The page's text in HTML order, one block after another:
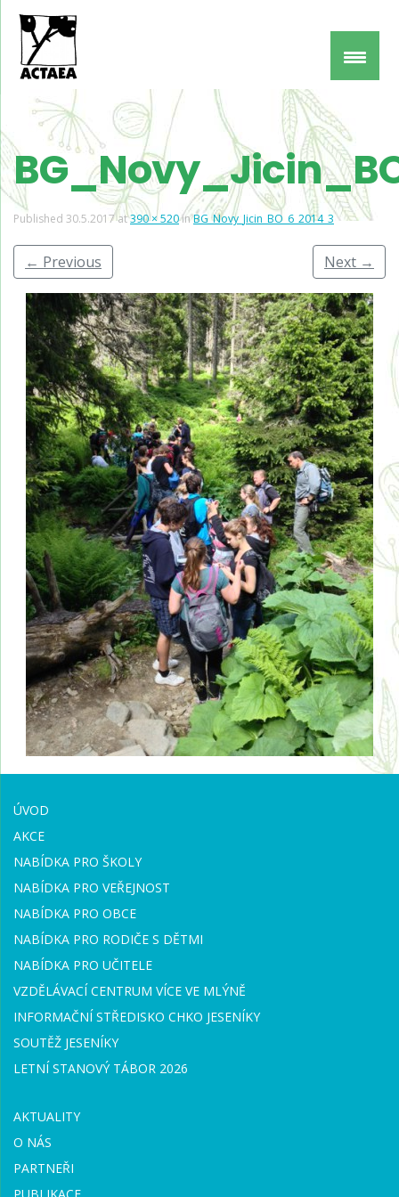
Published 30.5.2017at390 × 520inBG_Novy_Jicin_BO_6_2014_3
← Previous Next →
ÚVOD
AKCE
NABÍDKA PRO ŠKOLY
NABÍDKA PRO VEŘEJNOST
NABÍDKA PRO OBCE
NABÍDKA PRO RODIČE S DĚTMI
NABÍDKA PRO UČITELE
VZDĚLÁVACÍ CENTRUM VÍCE VE MLÝNĚ
INFORMAČNÍ STŘEDISKO CHKO JESENÍKY
SOUTĚŽ JESENÍKY
LETNÍ STANOVÝ TÁBOR 2026
AKTUALITY
O NÁS
PARTNEŘI